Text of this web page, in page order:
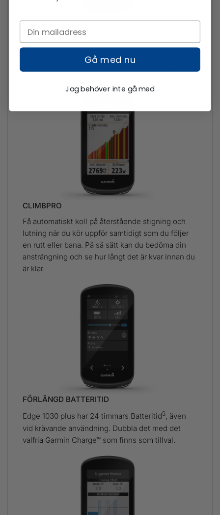
GRIT™ OCH FLOW™
din utförskörning är nedför en led så att du får ett
resultat som du kan slå nästa gång.
CLIMBPRO
Få automatiskt koll på återstående stigning och
lutning när du kör uppför samtidigt som du följer
en rutt eller bana. På så sätt kan du bedöma din
ansträngning och se hur långt det är kvar innan du
är klar.
FÖRLÄNGD BATTERITID
Edge 1030 plus har 24 timmars Batteritid5, även
vid krävande användning. Dubbla det med det
valfria Garmin Charge™ som finns som tillval.
Gå med nu
Jag behöver inte gå med